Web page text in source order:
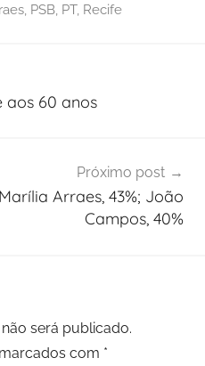
, PSB, PT, Recife
aos 60 anos
Próximo post
Arraes, 43%; João
Campos, 40%
será publicado.
com *